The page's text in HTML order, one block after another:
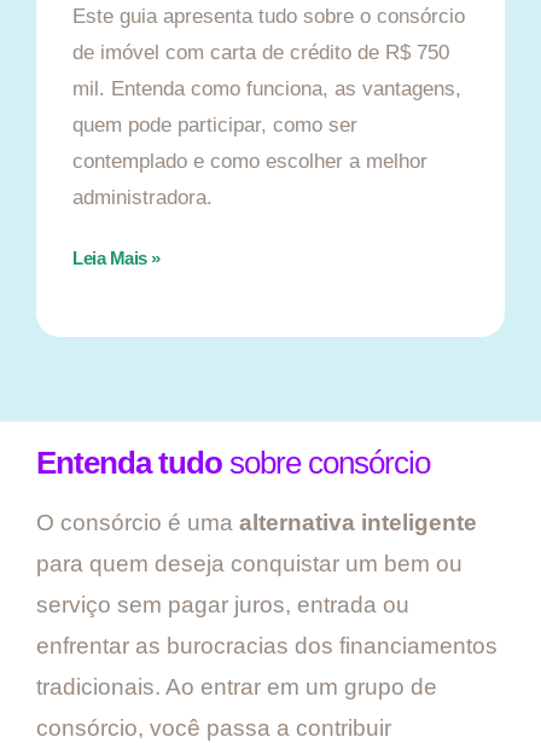
Este guia apresenta tudo sobre o consórcio
de imóvel com carta de crédito de R$ 750
mil. Entenda como funciona, as vantagens,
quem pode participar, como ser
contemplado e como escolher a melhor
administradora.
Leia Mais »
Entenda tudo sobre consórcio
O consórcio é uma alternativa inteligente
para quem deseja conquistar um bem ou
serviço sem pagar juros, entrada ou
enfrentar as burocracias dos financiamentos
tradicionais. Ao entrar em um grupo de
consórcio, você passa a contribuir